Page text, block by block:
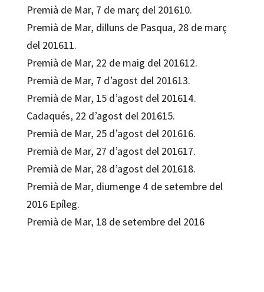
Premià de Mar, 7 de març del 201610.
Premià de Mar, dilluns de Pasqua, 28 de març
del 201611.
Premià de Mar, 22 de maig del 201612.
Premià de Mar, 7 d’agost del 201613.
Premià de Mar, 15 d’agost del 201614.
Cadaqués, 22 d’agost del 201615.
Premià de Mar, 25 d’agost del 201616.
Premià de Mar, 27 d’agost del 201617.
Premià de Mar, 28 d’agost del 201618.
Premià de Mar, diumenge 4 de setembre del
2016 Epíleg.
Premià de Mar, 18 de setembre del 2016